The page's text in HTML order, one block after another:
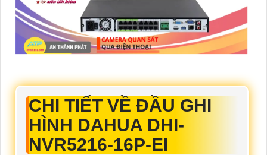
CHI TIẾT VỀ ĐẦU GHI
HÌNH DAHUA DHI-
NVR5216-16P-EI